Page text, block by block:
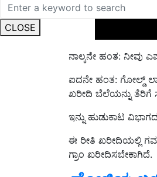
CLOSE
ನಾಲ್ಕನೇ ಹಂತ:
ಐದನೇ ಹಂತ: ಗೋಲ್ಡ್
ಖರೀದಿ ಬೆಲೆಯನ್ನು ತೆರಿಗೆ
ಇನ್ನು ಹುಡುಕಾಟ
ಈ ರೀತಿ ಖರೀದಿಯಲ್ಲಿ
ಗ್ರಾಂ
ಹೋಳಿಯ